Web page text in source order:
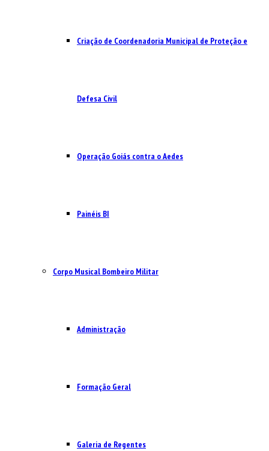
Criação de Coordenadoria Municipal de Proteção e
Defesa Civil
Operação Goiás contra o Aedes
Painéis BI
Corpo Musical Bombeiro Militar
Administração
Formação Geral
Galeria de Regentes